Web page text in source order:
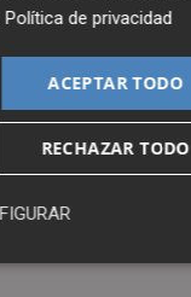
Política de privacidad
ACEPTAR TODO
RECHAZAR TODO